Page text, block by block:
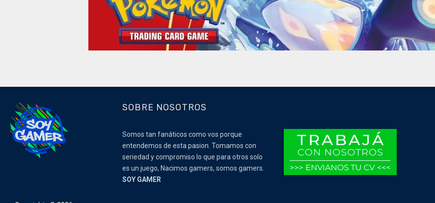
SOBRE NOSOTROS
Somos tan fanáticos como vos porque
entendemos de esta pasion. Tomamos con
seriedad y compromiso lo que para otros solo
es un juego, Nacimos gamers, somos gamers.
SOY GAMER